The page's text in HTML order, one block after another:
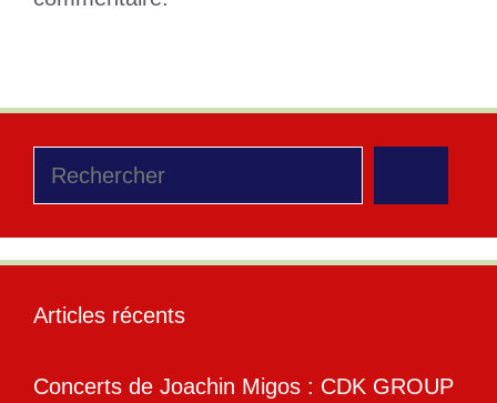
Rechercher
Articles récents
Concerts de Joachin Migos : CDK GROUP